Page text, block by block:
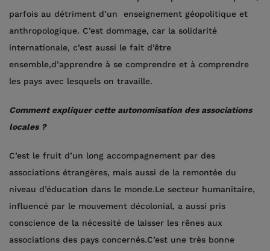
parfois au détriment d’un enseignement géopolitique et
anthropologique. C’est dommage, car la solidarité
internationale, c’est aussi le fait d’être
ensemble,d’apprendre à se comprendre et à comprendre
les pays avec lesquels on travaille.
Comment expliquer cette autonomisation des associations
locales ?
C’est le fruit d’un long accompagnement par des
associations étrangères, mais aussi de la remontée du
niveau d’éducation dans le monde.Le secteur humanitaire,
influencé par le mouvement décolonial, a aussi pris
conscience de la nécessité de laisser les rênes aux
associations des pays concernés.C’est une très bonne